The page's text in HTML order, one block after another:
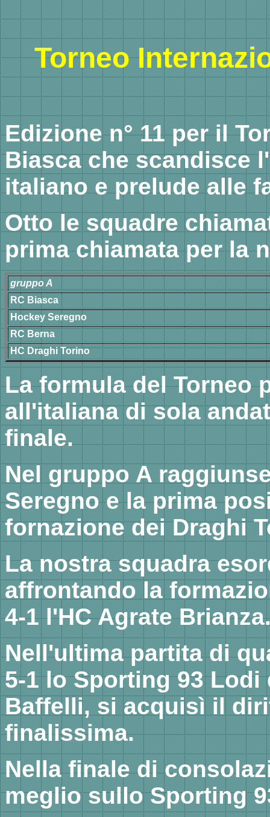
Torneo
Edizione n° 11 per il
Biasca che scandisce
italiano e prelude alle
Otto le squadre
prima chiamata per la
gruppo A
RC Biasca
Hockey Seregno
RC Berna
HC Draghi Torino
La formula del Torneo
all'italiana di sola
finale.
Nel gruppo A
Seregno e la prima
fornazione dei Draghi
La nostra squadra
affrontando la
4-1 l'HC Agrate
Nell'ultima partita di
5-1 lo Sporting 93
Baffelli, si acquisì il
finalissima.
Nella finale di
meglio sullo Sporting